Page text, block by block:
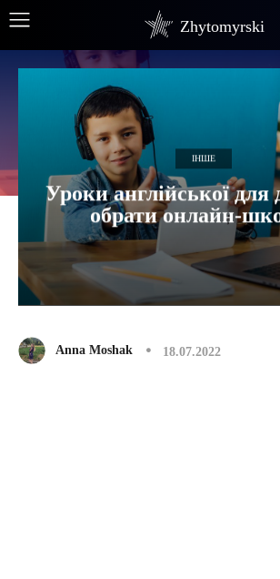
Zhytomyrski
ІНШЕ
Уроки англійської для
обрати онлайн-
Anna Moshak 18.07.2022